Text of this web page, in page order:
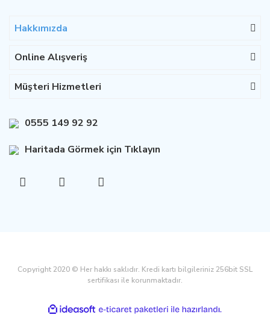
Hakkımızda
Online Alışveriş
Müşteri Hizmetleri
0555 149 92 92
Haritada Görmek için Tıklayın
Copyright 2020 © Her hakkı saklıdır. Kredi kartı bilgileriniz 256bit SSL
sertifikası ile korunmaktadır.
ideasoft e-